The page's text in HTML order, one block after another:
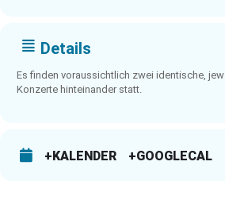
Details
Es finden voraussichtlich zwei identische,
Konzerte hinteinander statt.
+KALENDER +GOOGLECAL